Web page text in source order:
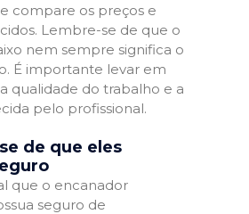
compare os preços e
Lembre-se de que o
nem sempre significa o
É importante levar em
qualidade do trabalho e a
pelo profissional.
de que eles
que o encanador
seguro de